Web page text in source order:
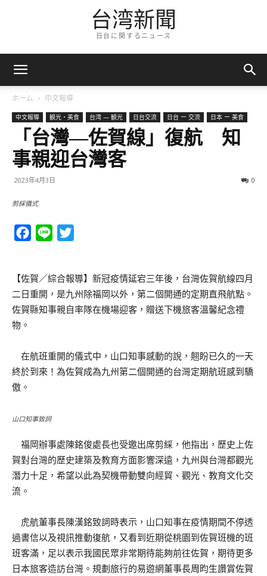
台湾新聞
日台に関するニュース
ホーム 中文報導
中文報導 観光・美食 台湾 — 観光 日台交流 日台 ー 交流 日本 ー 美食
「台灣—佐賀線」復航 知
事親迎台灣客
2023年4月3日 0
剪綵儀式
Facebook
Line
【佐賀／綜合報導】新冠疫情延宕三年後，台灣佐賀航線四月
二日重開，是九州除福岡以外，第二個開通的定期直飛航點。
佐賀縣知事親自率隊在機場迎客，贈送下機旅客溫馨紀念禮
物。
在航班重開的儀式中，山口知事感動的說，翹盼已久的一天
終於到來！為佐賀成為九州第二個開通的台灣定期航班感到驕
傲。
山口知事致詞
福岡辦事處陳銘俊處長也受邀出席剪綵，他指出，歷史上佐
賀對台灣的歷史建築及教育方面影響深遠，九州與台灣都觀光
潛力十足，希望以此為契機帶動雙向經貿、觀光、教育文化交
流。
虎航董事長陳漢銘致詞時表示，山口知事在疫情期間不停透
過書信以及視訊推動復航，又看到近期從桃園到佐賀班機的班
班客滿，足以表示我國民眾非常期待能夠前往佐賀，期待更多
日本旅客造訪台灣。規劃旅行的易遊網董事長周昀生讚賞佐賀